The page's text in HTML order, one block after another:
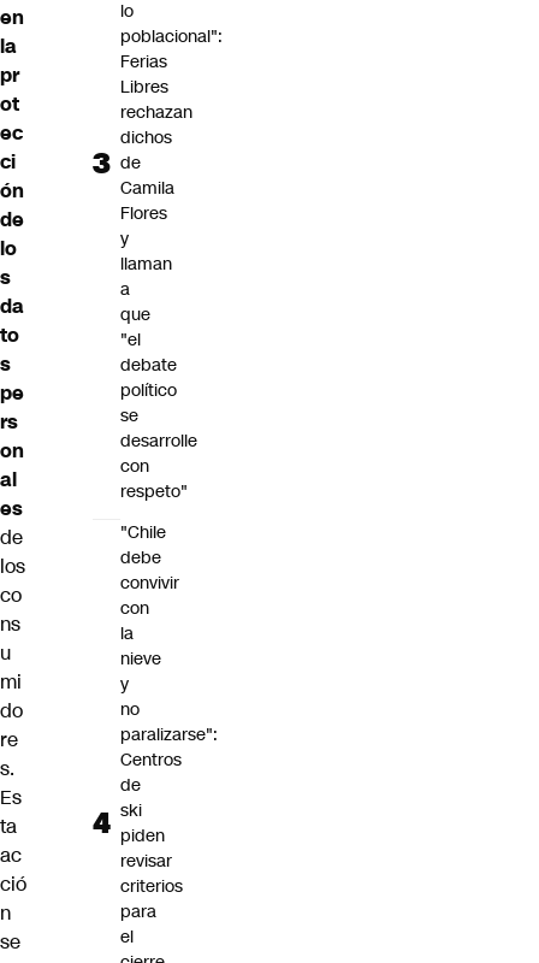
en
la
pr
ot
ec
ci
ón
de
lo
s
da
to
s
pe
rs
on
al
es
de
los
co
ns
u
mi
do
re
s.
Es
ta
ac
ció
n
se
lo
poblacional":
Ferias
Libres
rechazan
dichos
de
Camila
Flores
y
llaman
a
que
"el
debate
político
se
desarrolle
con
respeto"
"Chile
debe
convivir
con
la
nieve
y
no
paralizarse":
Centros
de
ski
piden
revisar
criterios
para
el